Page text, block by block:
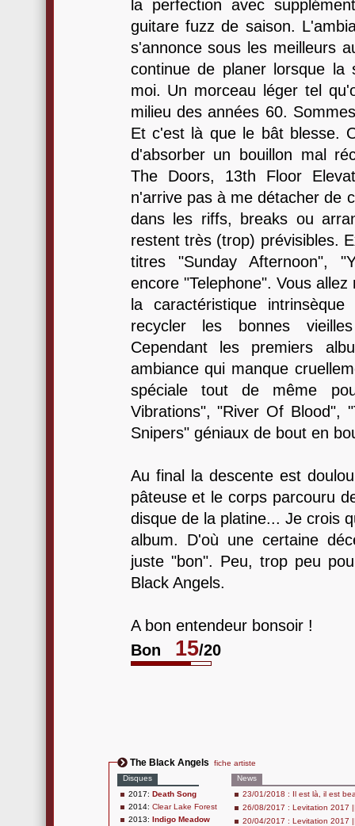
la perfection avec
guitare fuzz de saison.
s'annonce sous les meilleurs
continue de planer lorsque la
moi. Un morceau léger tel
milieu des années 60.
Et c'est là que le bât blesse.
d'absorber un bouillon mal
The Doors, 13th Floor
n'arrive pas à me détacher de
dans les riffs, breaks ou
restent très (trop) prévisibles.
titres "Sunday Afternoon",
encore "Telephone". Vous
la caractéristique
recycler les bonnes
Cependant les premiers
ambiance qui manque
spéciale tout de même
Vibrations", "River Of Blood",
Snipers" géniaux de bout en
Au final la descente est
pâteuse et le corps parcouru
disque de la platine... Je crois
album. D'où une certaine
juste "bon". Peu, trop peu
Black Angels.
A bon entendeur bonsoir !
Bon
15/20
The Black Angels
fiche artiste
Disques
2017: Death Song
2014: Clear Lake Forest
2013: Indigo Meadow
News
23/01/2018 : Il est là, il est
26/08/2017 : Levitation 2017
20/04/2017 : Levitation 2017